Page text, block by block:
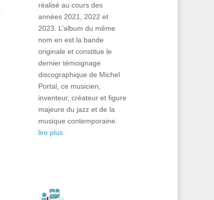
réalisé au cours des
années 2021, 2022 et
2023. L’album du même
nom en est la bande
originale et constitue le
dernier témoignage
discographique de Michel
Portal, ce musicien,
inventeur, créateur et figure
majeure du jazz et de la
musique contemporaine.
lire plus